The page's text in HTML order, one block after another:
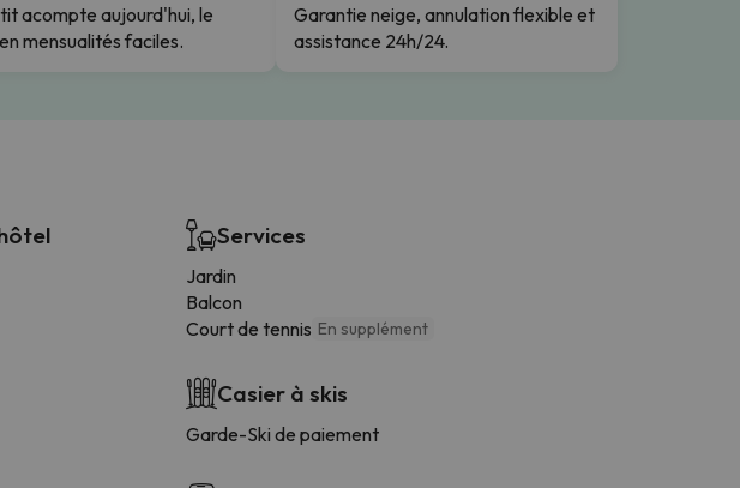
acompte aujourd'hui, le
mensualités faciles.
Garantie neige, annulation flexible et
assistance 24h/24.
Services
Jardin
Balcon
Court de tennis En supplément
Casier à skis
Garde-Ski de paiement